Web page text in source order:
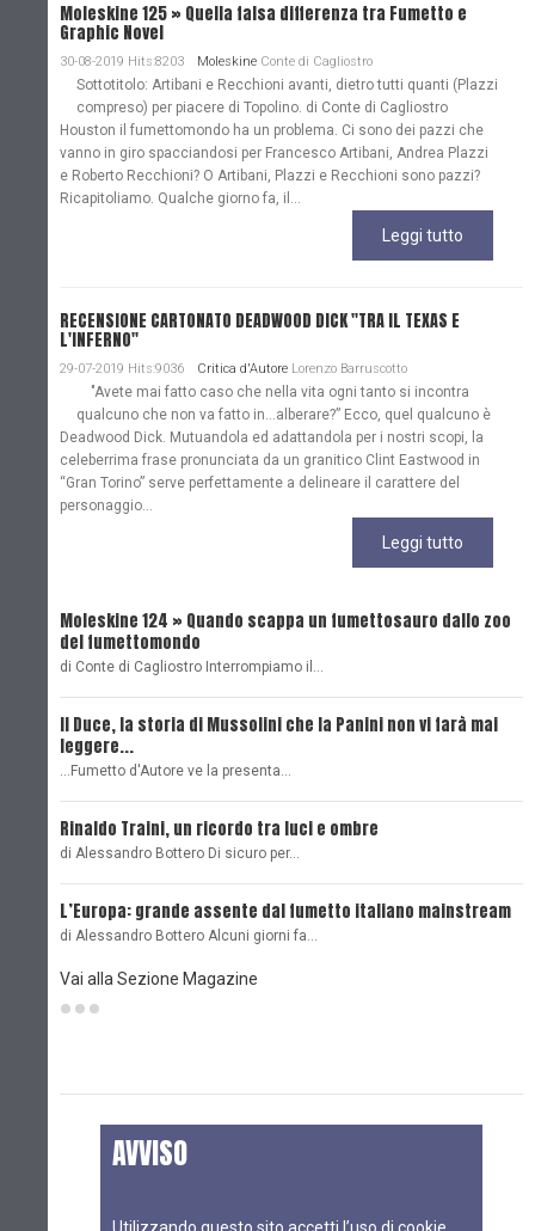
Moleskine 125 » Quella falsa differenza tra Fumetto e
Graphic Novel
30-08-2019 Hits:8203 Moleskine Conte di Cagliostro
Sottotitolo: Artibani e Recchioni avanti, dietro tutti quanti (Plazzi
compreso) per piacere di Topolino. di Conte di Cagliostro
Houston il fumettomondo ha un problema. Ci sono dei pazzi che
vanno in giro spacciandosi per Francesco Artibani, Andrea Plazzi
e Roberto Recchioni? O Artibani, Plazzi e Recchioni sono pazzi?
Ricapitoliamo. Qualche giorno fa, il...
Leggi tutto
RECENSIONE CARTONATO DEADWOOD DICK "TRA IL TEXAS E
L'INFERNO"
29-07-2019 Hits:9036 Critica d'Autore Lorenzo Barruscotto
"Avete mai fatto caso che nella vita ogni tanto si incontra
qualcuno che non va fatto in…alberare?” Ecco, quel qualcuno è
Deadwood Dick. Mutuandola ed adattandola per i nostri scopi, la
celeberrima frase pronunciata da un granitico Clint Eastwood in
“Gran Torino” serve perfettamente a delineare il carattere del
personaggio...
Leggi tutto
Moleskine 124 » Quando scappa un fumettosauro dallo zoo
del fumettomondo
di Conte di Cagliostro Interrompiamo il…
Il Duce, la storia di Mussolini che la Panini non vi farà mai
leggere...
...Fumetto d'Autore ve la presenta…
Rinaldo Traini, un ricordo tra luci e ombre
di Alessandro Bottero Di sicuro per…
L’Europa: grande assente dal fumetto italiano mainstream
di Alessandro Bottero Alcuni giorni fa…
Vai alla Sezione Magazine
AVVISO